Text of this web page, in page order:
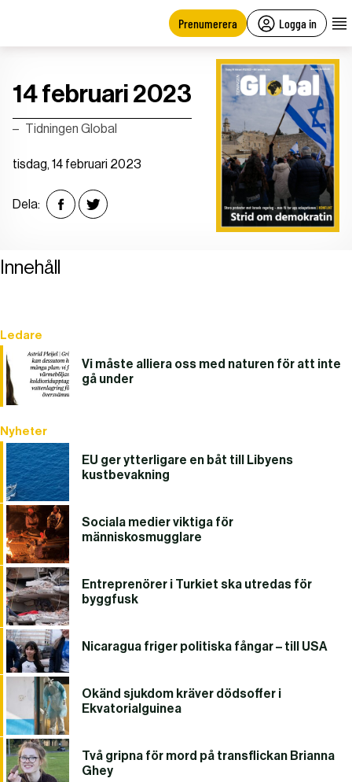
Prenumerera Logga in
14 februari 2023
Tidningen Global
tisdag, 14 februari 2023
Dela:
Innehåll
Ledare
Vi måste alliera oss med naturen för att inte
gå under
Nyheter
EU ger ytterligare en båt till Libyens
kustbevakning
Sociala medier viktiga för
människosmugglare
Entreprenörer i Turkiet ska utredas för
byggfusk
Nicaragua friger politiska fångar – till USA
Okänd sjukdom kräver dödsoffer i
Ekvatorialguinea
Två gripna för mord på transflickan Brianna
Ghey